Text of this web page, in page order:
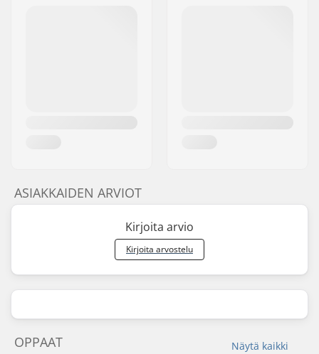
ASIAKKAIDEN ARVIOT
Kirjoita arvio
Kirjoita arvostelu
Näytä kaikki
OPPAAT